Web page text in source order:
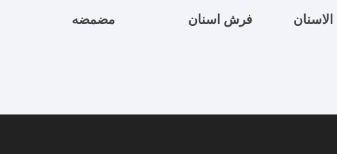
فرش اسنان مضمضه